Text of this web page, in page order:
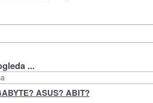
...
ASUS? ABIT?